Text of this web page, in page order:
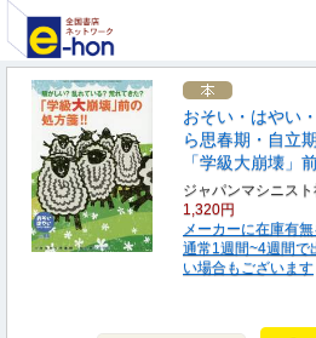
おそい・はやい
ら思春期・自立
「学級大崩壊」
ジャパンマシニスト
1,320円
メーカーに在庫有
通常1週間~4週間
い場合もございます